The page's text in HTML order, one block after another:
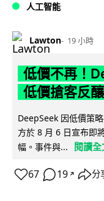
人工智能
Lawton 19 小時
低價不再！
低價搶客反
DeepSeek 因低價策
方於 8 月 6 日宣布即
幅。事件與...
閱讀全
67 19 ↗ 分